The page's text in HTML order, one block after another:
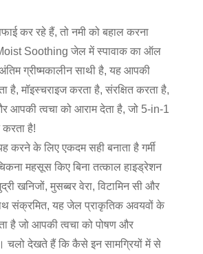
कर रहे हैं, तो नमी को बहाल करना
Soothing जेल में स्पावाक का ऑल
ग्रीष्मकालीन साथी है, यह आपकी
है, मॉइस्चराइज करता है, संरक्षित करता है,
आपकी त्वचा को आराम देता है, जो 5-in-1
है!
करने के लिए एकदम सही बनाता है गर्मी
चिकना महसूस किए बिना तत्काल हाइड्रेशन
खनिजों, मुसब्बर वेरा, विटामिन सी और
संक्रमित, यह जेल प्राकृतिक अवयवों के
है जो आपकी त्वचा को पोषण और
चलो देखते हैं कि कैसे इन सामग्रियों में से